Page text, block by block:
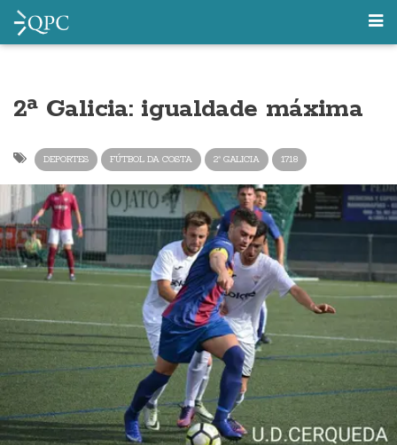
2ª Galicia: igualdade máxima
DEPORTES FÚTBOL DA COSTA 2ª GALICIA 1718